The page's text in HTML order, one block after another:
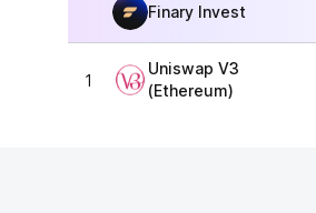
Finary Invest
1
Uniswap V3
(Ethereum)